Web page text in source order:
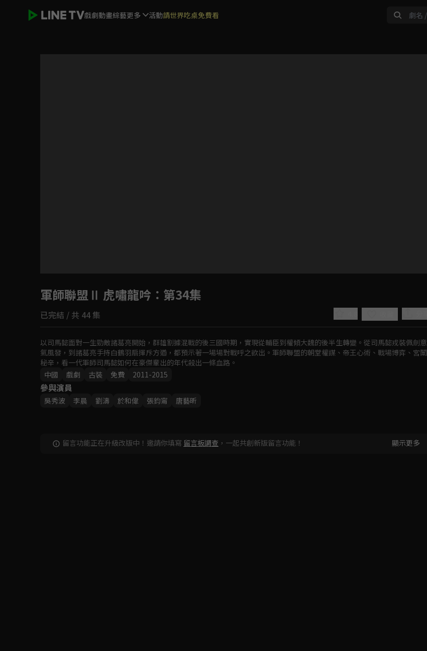
戲劇動畫綜藝更多 活動請世界吃桌免費看
如有不便請見諒
軍師聯盟Ⅱ 虎嘯龍吟 ：第34集
已完結 / 共 44 集
以司馬懿面對一生勁敵諸葛亮開始，群雄割據混戰的後三國時期，實現從輔臣到權傾大魏的後半生轉變。從司馬懿戎裝佩劍意
氣風發，到諸葛亮手持白鶴羽扇揮斥方遒，都預示著一場場對戰呼之欲出。軍師聯盟的朝堂權謀、帝王心術、戰場博弈、宮闈
秘辛，看一代軍師司馬懿如何在豪傑輩出的年代殺出一條血路。
中國
戲劇 古裝 免費 2011-2015
參與演員
吳秀波 李晨 劉濤 於和偉 張鈞甯 唐藝昕
留言功能正在升級改版中！邀請你填寫 留言板調查 ，一起共創新版留言功能！ 顯示更多